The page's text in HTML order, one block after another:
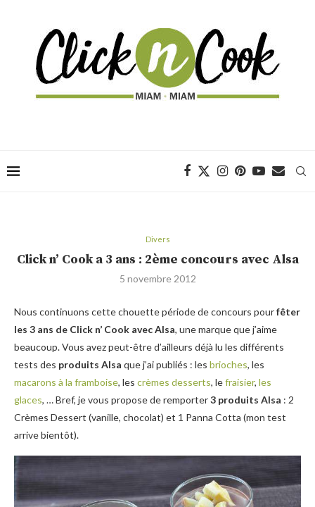
Divers
Click n’ Cook a 3 ans : 2ème concours avec Alsa
5 novembre 2012
Nous continuons cette chouette période de concours pourfêter
les 3 ans de Click n’ Cook avec Alsa, une marque que j’aime
beaucoup. Vous avez peut-être d’ailleurs déjà lu les différents
tests des produits Alsa que j’ai publiés : les brioches, les
macarons à la framboise, les crèmes desserts, lefraisier, les
glaces, … Bref, je vous propose de remporter3 produits Alsa : 2
Crèmes Dessert (vanille, chocolat) et 1 Panna Cotta (mon test
arrive bientôt).